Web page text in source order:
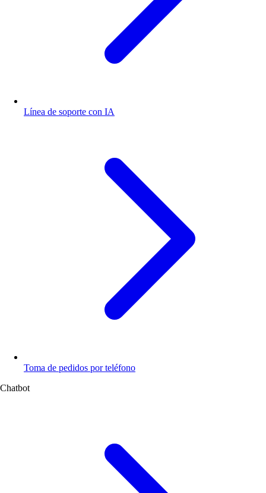
Línea de soporte con IA
Toma de pedidos por teléfono
Chatbot